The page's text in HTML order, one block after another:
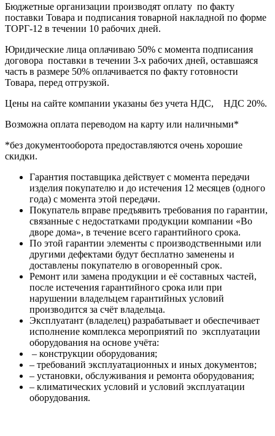
Бюджетные организации производят оплату по факту
поставки Товара и подписания товарной накладной по форме
ТОРГ-12 в течении 10 рабочих дней.
Юридические лица оплачиваю 50% с момента подписания
договора поставки в течении 3-х рабочих дней, оставшаяся
часть в размере 50% оплачивается по факту готовности
Товара, перед отгрузкой.
Цены на сайте компании указаны без учета НДС, НДС 20%.
Возможна оплата переводом на карту или наличными*
*без документооборота предоставляются очень хорошие
скидки.
Гарантия поставщика действует с момента передачи
изделия покупателю и до истечения 12 месяцев (одного
года) с момента этой передачи.
Покупатель вправе предъявить требования по гарантии,
связанные с недостатками продукции компании «Во
дворе дома», в течение всего гарантийного срока.
По этой гарантии элементы с производственными или
другими дефектами будут бесплатно заменены и
доставлены покупателю в оговоренный срок.
Ремонт или замена продукции и её составных частей,
после истечения гарантийного срока или при
нарушении владельцем гарантийных условий
производится за счёт владельца.
Эксплуатант (владелец) разрабатывает и обеспечивает
исполнение комплекса мероприятий по эксплуатации
оборудования на основе учёта:
– конструкции оборудования;
– требований эксплуатационных и иных документов;
– установки, обслуживания и ремонта оборудования;
– климатических условий и условий эксплуатации
оборудования.